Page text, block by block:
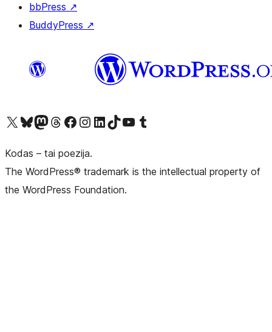
bbPress ↗
BuddyPress ↗
Visit our X (formerly Twitter) account
Apsilankykite mūsų Bluesky paskyroje
Visit our Mastodon account
Apsilankykite mūsų Threads paskyroje
Visit our Facebook pageVisit our Instagram account
Visit our LinkedIn account
Apsilankykite mūsų TikTok paskyroje
Visit our YouTube channel
Apsilankykite mūsų Tumblr paskyroje
Kodas – tai poezija.
The WordPress® trademark is the intellectual property of
the WordPress Foundation.